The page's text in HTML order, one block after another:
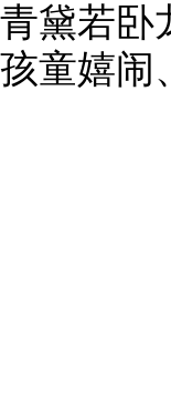
青黛若卧
孩童嬉闹